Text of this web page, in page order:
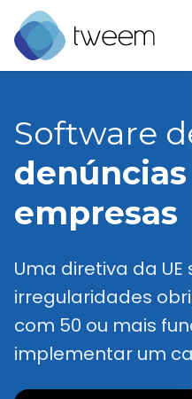
Ir para a página inicial do
Software
empresas
Uma diretiva da
irregularidades
com 50 ou mais
implementar um